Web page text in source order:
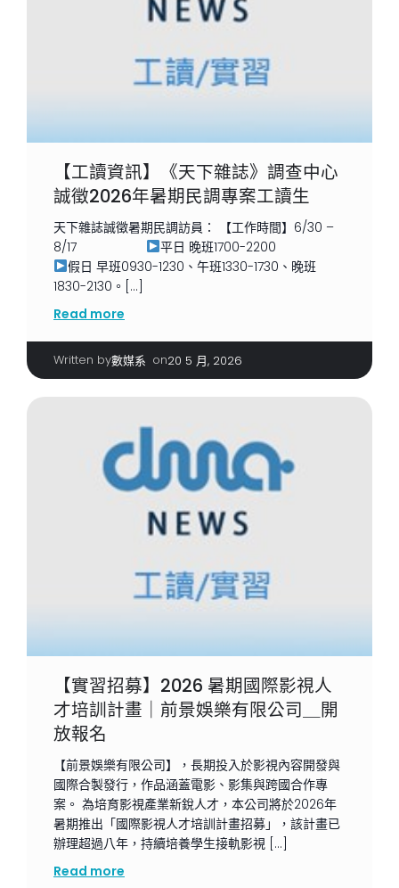
【工讀資訊】《天下雜誌》調查中心
誠徵2026年暑期民調專案工讀生
天下雜誌誠徵暑期民調訪員： 【工作時間】6/30 –
8/17
平日 晚班1700-2200
假日 早班0930-1230、午班1330-1730、晚班
1830-2130。[…]
Read more
Written by數媒系 on20 5 月, 2026
【實習招募】2026 暑期國際影視人
才培訓計畫｜前景娛樂有限公司＿開
放報名
【前景娛樂有限公司】，長期投入於影視內容開發與
國際合製發行，作品涵蓋電影、影集與跨國合作專
案。 為培育影視產業新銳人才，本公司將於2026年
暑期推出「國際影視人才培訓計畫招募」，該計畫已
辦理超過八年，持續培養學生接軌影視 […]
Read more